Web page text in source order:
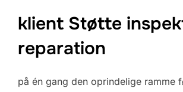
klient Støtte
reparation
på én gang den oprindelige ramme